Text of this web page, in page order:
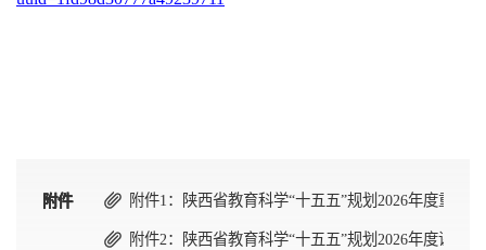
附件 附件1：陕西省教育科学“十五五”规划2026年度重点
附件
附件2：陕西省教育科学“十五五”规划2026年度课题
附件